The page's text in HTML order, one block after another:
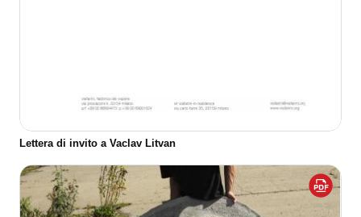
Lettera di invito a Vaclav Litvan